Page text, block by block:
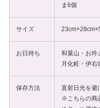
ま6個
サイズ
お日持ち
和菓山・お吟
月化粧・伊右
保存方法
直射日光を避
※こちらの商